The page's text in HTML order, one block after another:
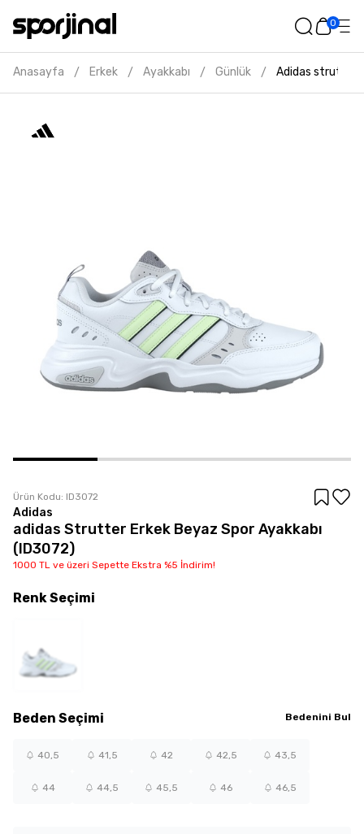
0
Anasayfa / Erkek / Ayakkabı / Günlük / Adidas strutter
Ürün Kodu: ID3072
Adidas
adidas Strutter Erkek Beyaz Spor Ayakkabı
(ID3072)
1000 TL ve üzeri Sepette Ekstra %5 İndirim!
Beden Seçimi Bedenini Bul
40,5 41,5 42 42,5 43,5
44 44,5 45,5 46 46,5
RenkSeçimi